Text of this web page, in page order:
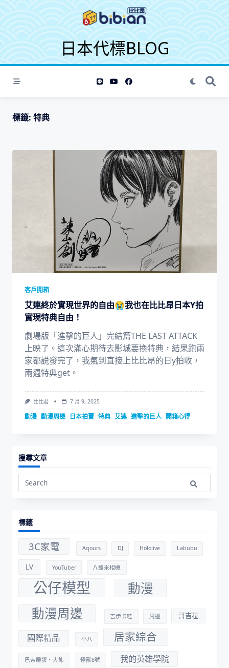
S
k
p
o
日本代標BLOG
標籤: 特典
客戶開箱
艾連終於實現世界的自由😭我也在比比昂日本Y拍
實現特典自由！
劇場版「進擊的巨人」完結篇THE LAST ATTACK
上映了。這次滿心期待去影城要換特典，結果跑兩
家都説發完了，我氣到直接上比比昂的日y拍收，
兩週特典get。
比比君 7 月 9, 2025
動漫 動漫周邊 日本拍賣 特典 艾連 進擊的巨人 開箱心得
搜尋文章
Search
標籤
3C家電 Aqours DJ Hololive Labubu
LV YouTuber 八釐米相機
公仔模型
動漫
動漫周邊
吉伊卡哇 周邊 哥吉拉
國際精品 小八 居家綜合
巴索羅謬・大熊 怪獸8號 我的英雄學院